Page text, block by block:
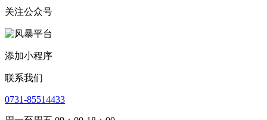
关注公众号
添加小程序
联系我们
0731-85514433